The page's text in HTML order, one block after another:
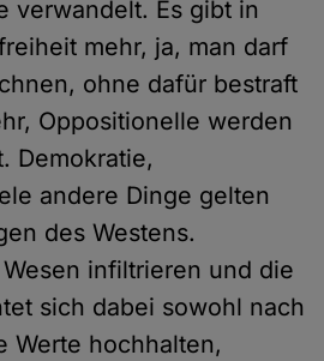
verwandelt. Es gibt in
mehr, ja, man darf
ohne dafür bestraft
Oppositionelle werden
Demokratie,
andere Dinge gelten
des Westens.
infiltrieren und die
sich dabei sowohl nach
Werte hochhalten,